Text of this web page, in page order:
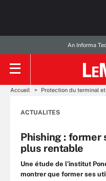
An Informa
Accueil Protection du terminal et
ACTUALITES
Phishing :
plus rentable
Une étude de l’institut
montrer que former ses